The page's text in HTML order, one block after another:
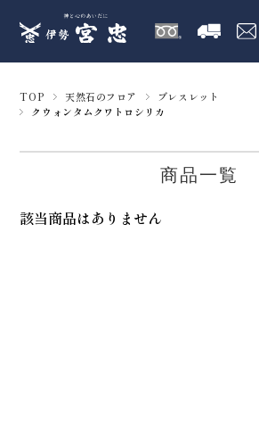
TOP 天然石のフロア
ブレスレット
クウォンタムクワトロシリカ
商品一覧
該当商品はありません